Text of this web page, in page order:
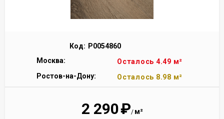
Код: Р0054860
Москва:
Осталось 4.49 м²
Ростов-на-Дону:
Осталось 8.98 м²
2 290₽/ м²